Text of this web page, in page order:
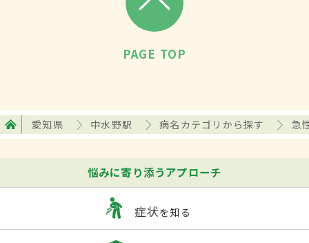
PAGE TOP
愛知県 中水野駅 病名カテゴリから探す 急
悩みに寄り添うアプローチ
症状を知る